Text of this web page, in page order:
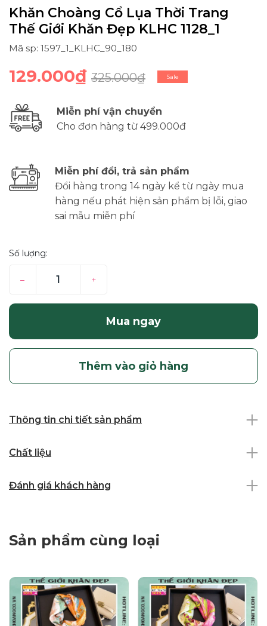
Khăn Choàng Cổ Lụa Thời Trang
Thế Giới Khăn Đẹp KLHC 1128_1
Mã sp: 1597_1_KLHC_90_180
129.000₫ 325.000₫ Sale
Miễn phí vận chuyển
Cho đơn hàng từ 499.000đ
Miễn phí đổi, trả sản phẩm
Đổi hàng trong 14 ngày kể từ ngày mua
hàng nếu phát hiện sản phẩm bị lỗi, giao
sai mẫu miễn phí
Số lượng:
– +
Mua ngay
Thêm vào giỏ hàng
Thông tin chi tiết sản phẩm
Chất liệu
Đánh giá khách hàng
Sản phẩm cùng loại